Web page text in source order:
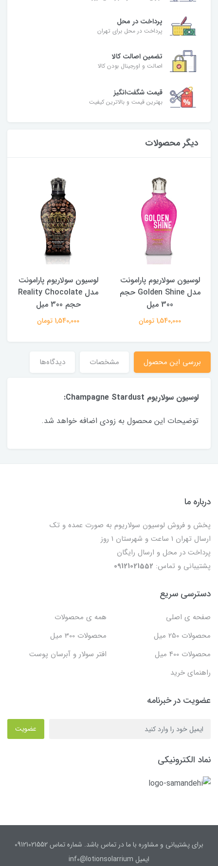
پرداخت در محل
پرداخت در محل برای تهران
تضمین اصالت کالا
اصالت و اورجینال بودن کالا
قیمت شگفت‌انگیز
بهترین قیمت و بالاترین کیفیت
دیگر محصولات
لوسیون سولاریوم پارامونت
مدل Golden Shine حجم
300 میل
1,540,000 تومان
لوسیون سولاریوم پارامونت
مدل Reality Chocolate
حجم 300 میل
1,540,000 تومان
بررسی این محصول مشخصات دیدگاه‌ها
لوسیون سولاریوم Champagne Stardust:
توضیحات این محصول به زودی اضافه خواهد شد.
درباره ما
پخش و فروش لوسیون سولاریوم به صورت عمده و تک
ارسال تهران 1 ساعت و شهرستان 1 روز
پرداخت در محل و ارسال رایگان
پشتیبانی و تماس: 09121021552
دسترسی سریع
صفحه ی اصلی
همه ی محصولات
محصولات 250 میل
محصولات 300 میل
محصولات 400 میل
افتر سولار و آبرسان پوست
راهنمای خرید
عضویت در خبرنامه
عضویت
نماد الکترونیکی
برای پشتیبانی و مشاوره با ما در تماس باشد. شماره تماس 09121021552
ایمیل inf0@lotionsolarrium